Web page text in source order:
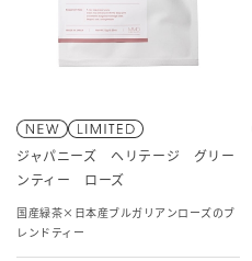
ジャパニーズ ヘリテージ グリー
ンティー ローズ
国産緑茶×日本産ブルガリアンローズのブ
レンドティー